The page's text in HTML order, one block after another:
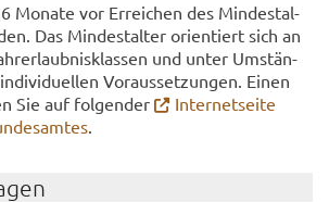
Mo­na­te vor Er­rei­chen des Min­dest­al­
Das Min­dest­al­ter ori­en­tiert sich an
und unter Um­stän­
Vor­aus­set­zun­gen. Einen
Sie auf fol­gen­der
In­ter­net­sei­te
.